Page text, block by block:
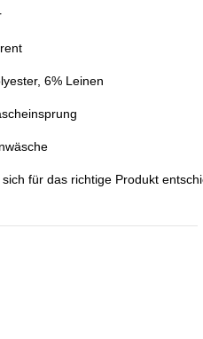
6% Leinen
für das richtige Produkt